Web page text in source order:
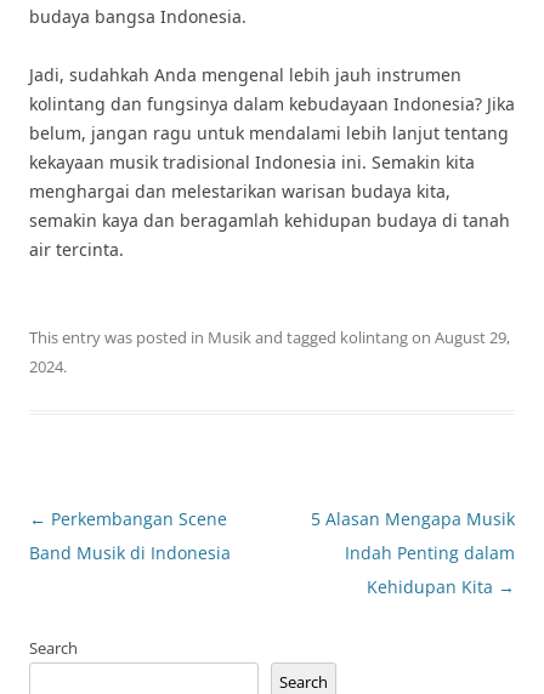
budaya bangsa Indonesia.
Jadi, sudahkah Anda mengenal lebih jauh instrumen
kolintang dan fungsinya dalam kebudayaan Indonesia? Jika
belum, jangan ragu untuk mendalami lebih lanjut tentang
kekayaan musik tradisional Indonesia ini. Semakin kita
menghargai dan melestarikan warisan budaya kita,
semakin kaya dan beragamlah kehidupan budaya di tanah
air tercinta.
This entry was posted in Musikand tagged kolintangon August 29,
2024.
Post
navigation
← Perkembangan Scene
Band Musik di Indonesia
5 Alasan Mengapa Musik
Indah Penting dalam
Kehidupan Kita →
Search
Search